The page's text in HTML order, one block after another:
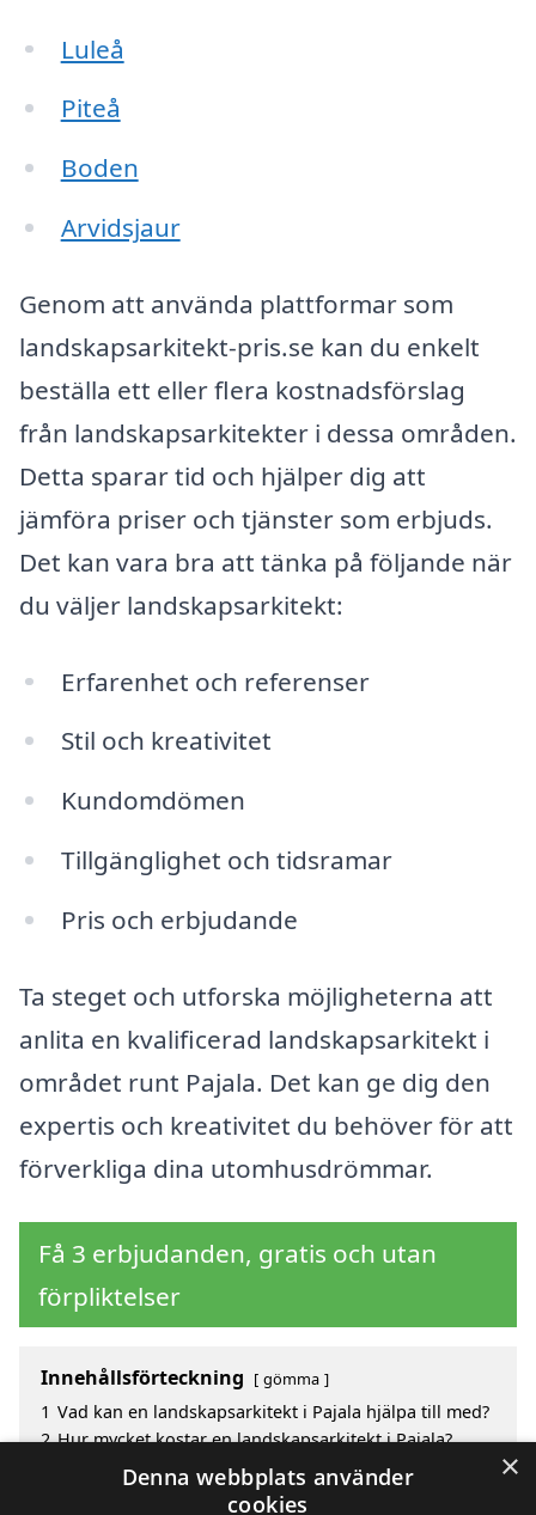
Luleå
Piteå
Boden
Arvidsjaur
Genom att använda plattformar som
landskapsarkitekt-pris.se kan du enkelt
beställa ett eller flera kostnadsförslag
från landskapsarkitekter i dessa områden.
Detta sparar tid och hjälper dig att
jämföra priser och tjänster som erbjuds.
Det kan vara bra att tänka på följande när
du väljer landskapsarkitekt:
Erfarenhet och referenser
Stil och kreativitet
Kundomdömen
Tillgänglighet och tidsramar
Pris och erbjudande
Ta steget och utforska möjligheterna att
anlita en kvalificerad landskapsarkitekt i
området runt Pajala. Det kan ge dig den
expertis och kreativitet du behöver för att
förverkliga dina utomhusdrömmar.
Få 3 erbjudanden, gratis och utan
förpliktelser
Innehållsförteckning gömma
1 Vad kan en landskapsarkitekt i Pajala hjälpa till med?
2 Hur mycket kostar en landskapsarkitekt i Pajala?
Fördelar med att välja landskapsarkitekt i Pajala
Sök efter en skicklig landskapsarkitekt i de
×
Denna webbplats använder
cookies